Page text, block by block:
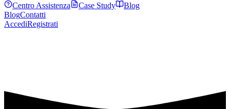
Centro Assistenza
Case Study
Blog
BlogContatti
AccediRegistrati